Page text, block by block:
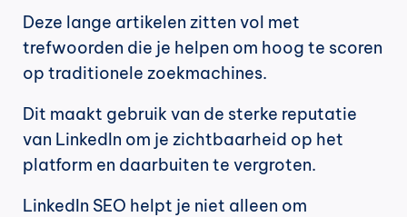
Deze lange artikelen zitten vol met
trefwoorden die je helpen om hoog te scoren
op traditionele zoekmachines.
Dit maakt gebruik van de sterke reputatie
van LinkedIn om je zichtbaarheid op het
platform en daarbuiten te vergroten.
LinkedIn SEO helpt je niet alleen om